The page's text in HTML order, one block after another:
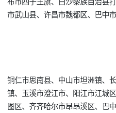
市武山县、许昌市魏都区、巴中
铜仁市思南县、中山市坦洲镇、
镇、玉溪市澄江市、阳江市江城
图区、齐齐哈尔市昂昂溪区、巴